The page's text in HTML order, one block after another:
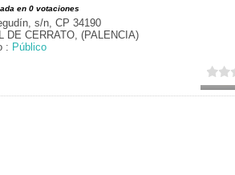
en 0 votaciones
s/n, CP 34190
DE CERRATO, (PALENCIA)
: Público